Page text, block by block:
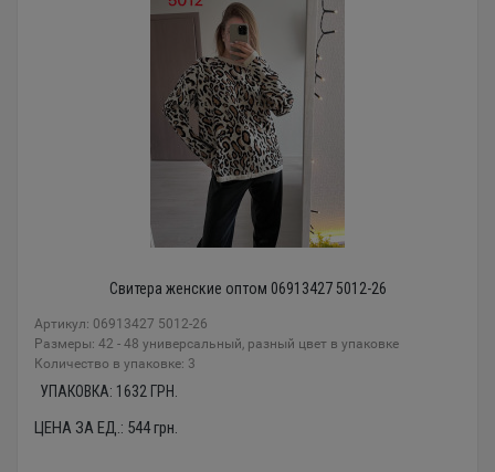
Свитера женские оптом 06913427 5012-26
Артикул: 06913427 5012-26
Размеры: 42 - 48 универсальный, разный цвет в упаковке
Количество в упаковке: 3
УПАКОВКА: 1632 ГРН.
ЦЕНА ЗА ЕД.: 544грн.